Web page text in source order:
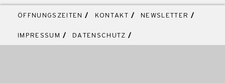
ÖFFNUNGSZEITEN / KONTAKT / NEWSLETTER /
IMPRESSUM / DATENSCHUTZ /